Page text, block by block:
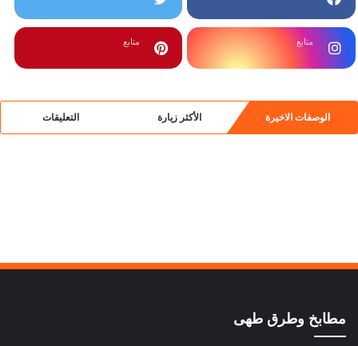
متابع متابع
الوصفات الاخيرة الأكثر زيارة التعليقات
مطابخ وطرق طهى